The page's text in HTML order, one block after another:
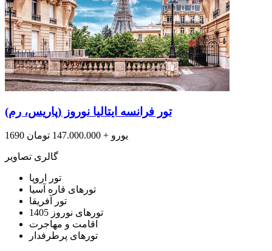
تور فرانسه ایتالیا نوروز (پاریس، رم)
1690 یورو + 147.000.000 تومان
گالری تصاویر
تور اروپا
تورهای قاره آسیا
تور آفریقا
تورهای نوروز 1405
اقامت و مهاجرت
تورهای پرطرفدار